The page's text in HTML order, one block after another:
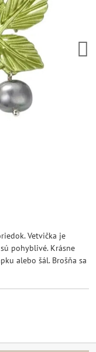
Vetvička je
pohyblivé. Krásne
alebo šál. Brošňa sa